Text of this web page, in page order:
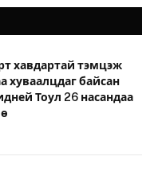
хавдартай тэмцэж
хуваалцдаг байсан
Тоул 26 насандаа